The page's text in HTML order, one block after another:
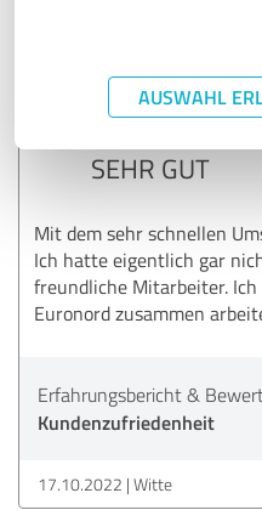
AUSWAHL
5,00 von 5
SEHR GUT
Mit dem sehr schnellen
Ich hatte eigentlich gar
freundliche Mitarbeiter.
Euronord zusammen
Erfahrungsbericht &
Kundenzufriedenheit
17.10.2022 Witte